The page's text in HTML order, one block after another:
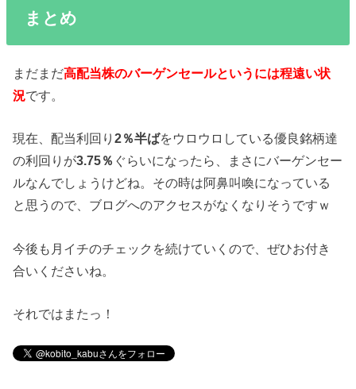
まとめ
まだまだ高配当株のバーゲンセールというには程遠い状
況です。
現在、配当利回り2％半ばをウロウロしている優良銘柄達
の利回りが3.75％ ぐらいになったら、まさにバーゲンセー
ルなんでしょうけどね。その時は阿鼻叫喚になっている
と思うので、ブログへのアクセスがなくなりそうですｗ
今後も月イチのチェックを続けていくので、ぜひお付き
合いくださいね。
それではまたっ！